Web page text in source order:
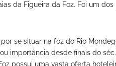
da Figueira da Foz. Foi um
se situar na foz do Rio
importância desde finais do
possui uma vasta oferta